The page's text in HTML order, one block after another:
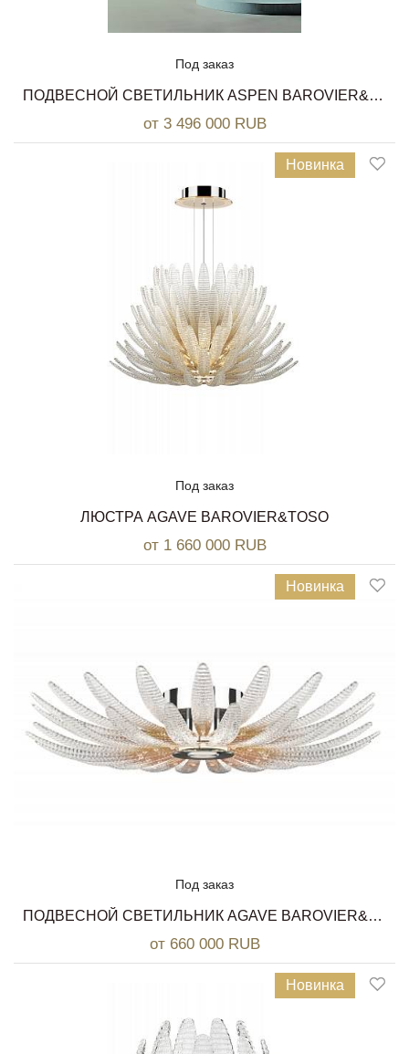
Под заказ
ПОДВЕСНОЙ СВЕТИЛЬНИК ASPEN BAROVIER&TOSO
от 3 496 000 RUB
Новинка
Под заказ
ЛЮСТРА AGAVE BAROVIER&TOSO
от 1 660 000 RUB
Новинка
Под заказ
ПОДВЕСНОЙ СВЕТИЛЬНИК AGAVE BAROVIER&TOSO
от 660 000 RUB
Новинка